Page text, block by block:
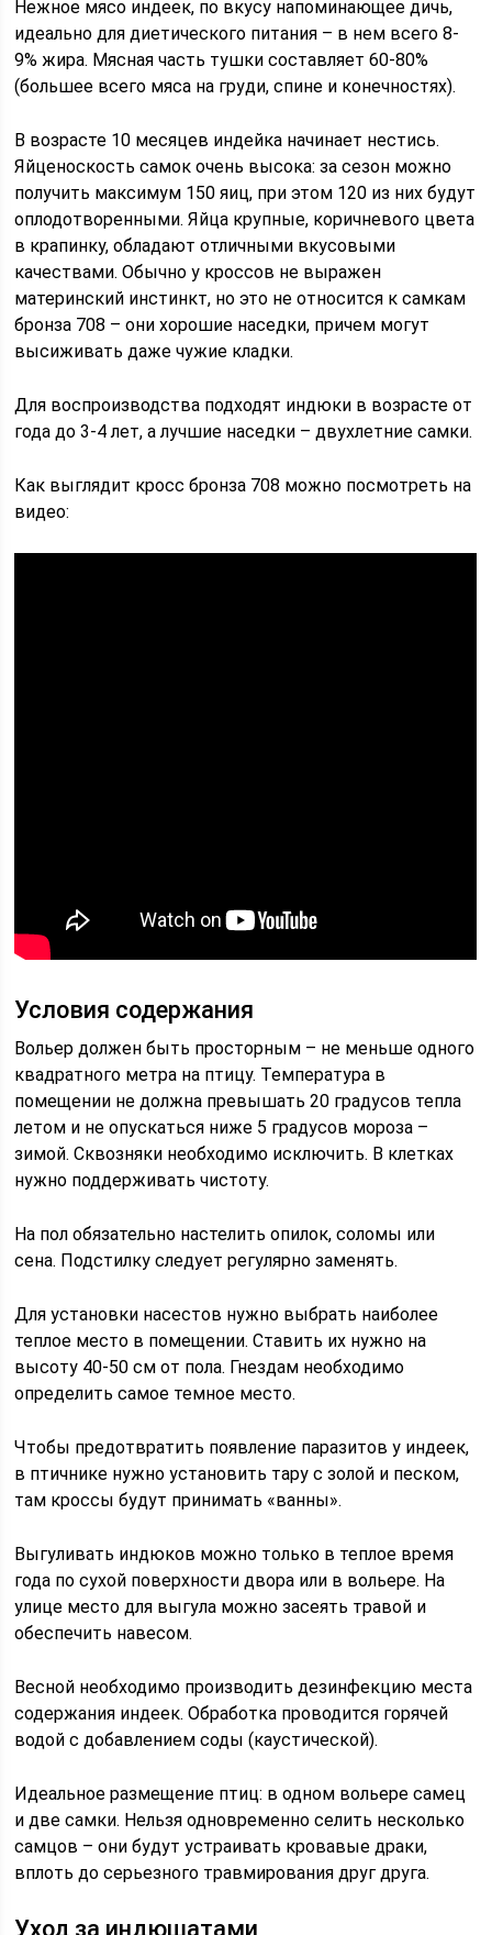
Нежное мясо индеек, по вкусу напоминающее дичь,
идеально для диетического питания – в нем всего 8-
9% жира. Мясная часть тушки составляет 60-80%
(большее всего мяса на груди, спине и конечностях).
В возрасте 10 месяцев индейка начинает нестись.
Яйценоскость самок очень высока: за сезон можно
получить максимум 150 яиц, при этом 120 из них будут
оплодотворенными. Яйца крупные, коричневого цвета
в крапинку, обладают отличными вкусовыми
качествами. Обычно у кроссов не выражен
материнский инстинкт, но это не относится к самкам
бронза 708 – они хорошие наседки, причем могут
высиживать даже чужие кладки.
Для воспроизводства подходят индюки в возрасте от
года до 3-4 лет, а лучшие наседки – двухлетние самки.
Как выглядит кросс бронза 708 можно посмотреть на
видео:
Условия содержания
Вольер должен быть просторным – не меньше одного
квадратного метра на птицу. Температура в
помещении не должна превышать 20 градусов тепла
летом и не опускаться ниже 5 градусов мороза –
зимой. Сквозняки необходимо исключить. В клетках
нужно поддерживать чистоту.
На пол обязательно настелить опилок, соломы или
сена. Подстилку следует регулярно заменять.
Для установки насестов нужно выбрать наиболее
теплое место в помещении. Ставить их нужно на
высоту 40-50 см от пола. Гнездам необходимо
определить самое темное место.
Чтобы предотвратить появление паразитов у индеек,
в птичнике нужно установить тару с золой и песком,
там кроссы будут принимать «ванны».
Выгуливать индюков можно только в теплое время
года по сухой поверхности двора или в вольере. На
улице место для выгула можно засеять травой и
обеспечить навесом.
Весной необходимо производить дезинфекцию места
содержания индеек. Обработка проводится горячей
водой с добавлением соды (каустической).
Идеальное размещение птиц: в одном вольере самец
и две самки. Нельзя одновременно селить несколько
самцов – они будут устраивать кровавые драки,
вплоть до серьезного травмирования друг друга.
Уход за индюшатами